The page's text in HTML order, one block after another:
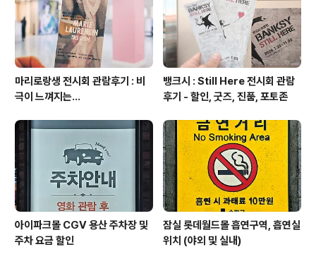
대입니다. 오늘 리뷰하는 어뮤즈 하우스 노트북 거치대의
특장점 입니다. 이 부분은 지금부터 ..
마리로랑생 전시회 관람후기 : 비
극이 느껴지는...
뱅크시 : Still Here 전시회 관람
후기 - 할인, 굿즈, 진품, 포토존
아이파크몰 CGV 용산 주차장 및
주차 요금 할인
잠실 롯데월드몰 흡연구역, 흡연실
위치 (야외 및 실내)